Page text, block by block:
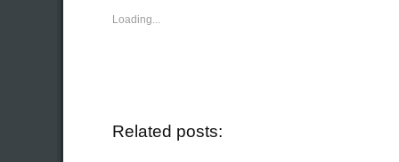
new
window)
Loading...
Related posts: